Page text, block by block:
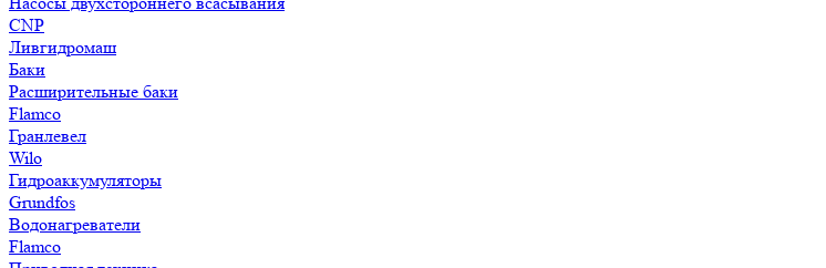
CNP
Ливгидромаш
Баки
Расширительные баки
Flamco
Гранлевел
Wilo
Гидроаккумуляторы
Grundfos
Водонагреватели
Flamco